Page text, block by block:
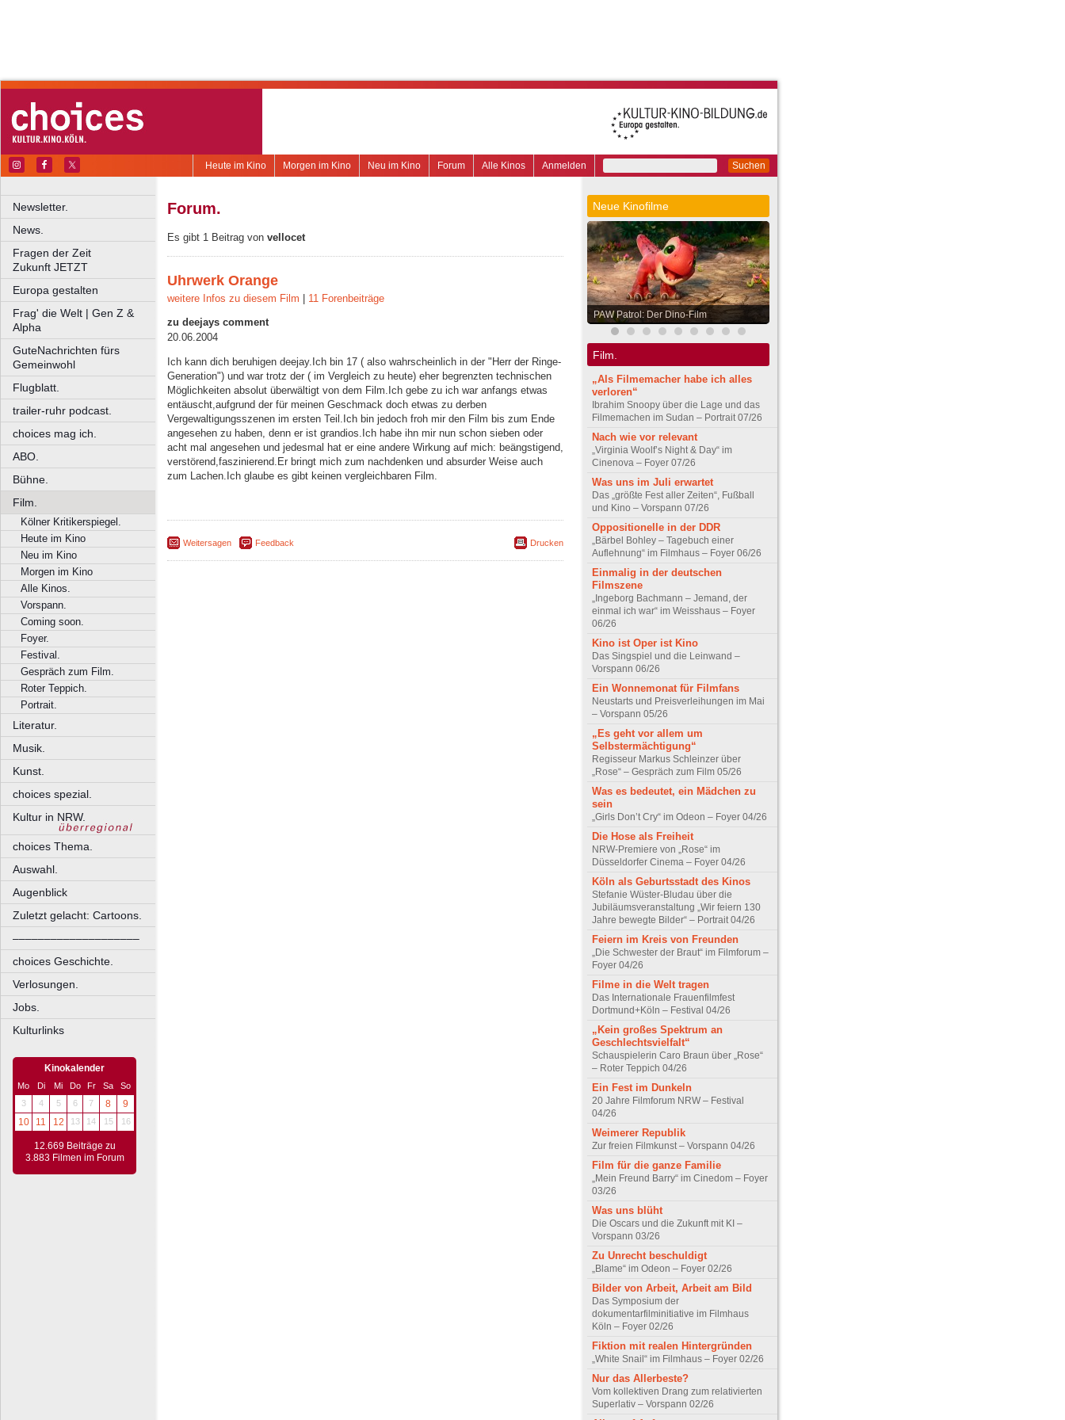
Suchen
Anmelden
Alle Kinos
Forum
Neu im Kino
Morgen im Kino
Heute im Kino
Newsletter.
News.
Fragen der Zeit
Zukunft JETZT
Europa gestalten
Frag' die Welt | Gen Z &
Alpha
GuteNachrichten fürs
Gemeinwohl
Flugblatt.
trailer-ruhr podcast.
choices mag ich.
ABO.
Bühne.
Film.
Kölner Kritikerspiegel.
Heute im Kino
Neu im Kino
Morgen im Kino
Alle Kinos.
Vorspann.
Coming soon.
Foyer.
Festival.
Gespräch zum Film.
Roter Teppich.
Portrait.
Literatur.
Musik.
Kunst.
choices spezial.
Kultur in NRW.
choices Thema.
Auswahl.
Augenblick
Zuletzt gelacht: Cartoons.
––––––––––––––––––––
choices Geschichte.
Verlosungen.
Jobs.
Kulturlinks
Kinokalender
Mo Di Mi Do Fr Sa
So
3
4 5 6 7 8
9
10
11 12 13 14 15 16
12.669 Beiträge zu
3.883 Filmen im Forum
Forum.
Es gibt 1 Beitrag von vellocet
Uhrwerk Orange
weitere Infos zu diesem Film 11 Forenbeiträge
zu deejays comment
20.06.2004
Ich kann dich beruhigen deejay.Ich bin 17 ( also wahrscheinlich in der "Herr der Ringe-
Generation") und war trotz der ( im Vergleich zu heute) eher begrenzten technischen
Möglichkeiten absolut überwältigt von dem Film.Ich gebe zu ich war anfangs etwas
entäuscht,aufgrund der für meinen Geschmack doch etwas zu derben
Vergewaltigungsszenen im ersten Teil.Ich bin jedoch froh mir den Film bis zum Ende
angesehen zu haben, denn er ist grandios.Ich habe ihn mir nun schon sieben oder
acht mal angesehen und jedesmal hat er eine andere Wirkung auf mich: beängstigend,
verstörend,faszinierend.Er bringt mich zum nachdenken und absurder Weise auch
zum Lachen.Ich glaube es gibt keinen vergleichbaren Film.
Weitersagen Feedback Drucken
Neue Kinofilme
PAW Patrol: Der Dino-Film
Film.
„Als Filmemacher habe ich alles
verloren“
Ibrahim Snoopy über die Lage und das
Filmemachen im Sudan – Portrait 07/26
Nach wie vor relevant
„Virginia Woolf’s Night & Day“ im
Cinenova – Foyer 07/26
Was uns im Juli erwartet
Das „größte Fest aller Zeiten“, Fußball
und Kino – Vorspann 07/26
Oppositionelle in der DDR
„Bärbel Bohley – Tagebuch einer
Auflehnung“ im Filmhaus – Foyer 06/26
Einmalig in der deutschen
Filmszene
„Ingeborg Bachmann – Jemand, der
einmal ich war“ im Weisshaus – Foyer
06/26
Kino ist Oper ist Kino
Das Singspiel und die Leinwand –
Vorspann 06/26
Ein Wonnemonat für Filmfans
Neustarts und Preisverleihungen im Mai
– Vorspann 05/26
„Es geht vor allem um
Selbstermächtigung“
Regisseur Markus Schleinzer über
„Rose“ – Gespräch zum Film 05/26
Was es bedeutet, ein Mädchen zu
sein
„Girls Don’t Cry“ im Odeon – Foyer 04/26
Die Hose als Freiheit
NRW-Premiere von „Rose“ im
Düsseldorfer Cinema – Foyer 04/26
Köln als Geburtsstadt des Kinos
Stefanie Wüster-Bludau über die
Jubiläumsveranstaltung „Wir feiern 130
Jahre bewegte Bilder“ – Portrait 04/26
Feiern im Kreis von Freunden
„Die Schwester der Braut“ im Filmforum –
Foyer 04/26
Filme in die Welt tragen
Das Internationale Frauenfilmfest
Dortmund+Köln – Festival 04/26
„Kein großes Spektrum an
Geschlechtsvielfalt“
Schauspielerin Caro Braun über „Rose“
– Roter Teppich 04/26
Ein Fest im Dunkeln
20 Jahre Filmforum NRW – Festival
04/26
Weimerer Republik
Zur freien Filmkunst – Vorspann 04/26
Film für die ganze Familie
„Mein Freund Barry“ im Cinedom – Foyer
03/26
Was uns blüht
Die Oscars und die Zukunft mit KI –
Vorspann 03/26
Zu Unrecht beschuldigt
„Blame“ im Odeon – Foyer 02/26
Bilder von Arbeit, Arbeit am Bild
Das Symposium der
dokumentarfilminitiative im Filmhaus
Köln – Foyer 02/26
Fiktion mit realen Hintergründen
„White Snail“ im Filmhaus – Foyer 02/26
Nur das Allerbeste?
Vom kollektiven Drang zum relativierten
Superlativ – Vorspann 02/26